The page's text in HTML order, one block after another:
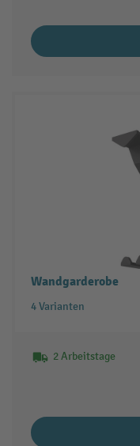
Wandgarderobe
4 Varianten
2 Arbeitstage